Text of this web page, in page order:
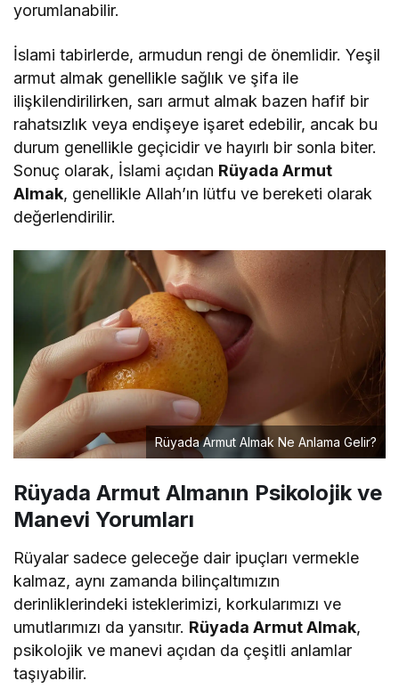
yorumlanabilir.
İslami tabirlerde, armudun rengi de önemlidir. Yeşil
armut almak genellikle sağlık ve şifa ile
ilişkilendirilirken, sarı armut almak bazen hafif bir
rahatsızlık veya endişeye işaret edebilir, ancak bu
durum genellikle geçicidir ve hayırlı bir sonla biter.
Sonuç olarak, İslami açıdan Rüyada Armut
Almak, genellikle Allah’ın lütfu ve bereketi olarak
değerlendirilir.
Rüyada Armut Almak Ne Anlama Gelir?
Rüyada Armut Almanın Psikolojik ve
Manevi Yorumları
Rüyalar sadece geleceğe dair ipuçları vermekle
kalmaz, aynı zamanda bilinçaltımızın
derinliklerindeki isteklerimizi, korkularımızı ve
umutlarımızı da yansıtır. Rüyada Armut Almak,
psikolojik ve manevi açıdan da çeşitli anlamlar
taşıyabilir.